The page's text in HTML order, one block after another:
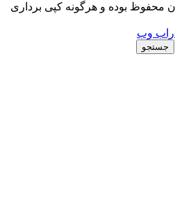
محفوظ بوده و هرگونه کپی برداری
وب
جستجو